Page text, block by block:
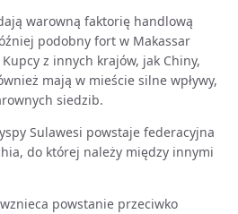
warowną faktorię handlową
podobny fort w Makassar
z innych krajów, jak Chiny,
mają w mieście silne wpływy,
siedzib.
Sulawesi powstaje federacyjna
do której należy między innymi
wznieca powstanie przeciwko